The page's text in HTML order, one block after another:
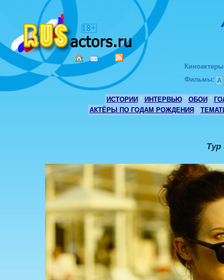
Киноактеры
Фильмы: А
ИСТОРИИ * ИНТЕРВЬЮ * ОБОИ *
АКТЁРЫ ПО ГОДАМ РОЖДЕНИЯ *